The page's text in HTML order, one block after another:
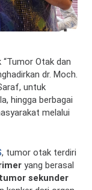
Otak dan
dr. Moch.
untuk
hingga berbagai
melalui
, tumor otak terdiri
yang berasal
tumor sekunder